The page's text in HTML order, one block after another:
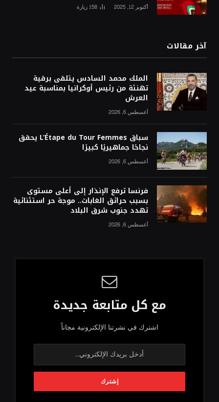
أكتوبر 12, 2025 158 زيارة
آخر مقالات
الملك محمد السادس يتلقى برقية
تهنئة من رئيس أوكرانيا بمناسبة عيد
العرش
أغسطس 6, 2026
سباق L’Étape du Tour Femmes يحقق
نجاحًا جماهيريًا كبيرًا
أغسطس 6, 2026
فرنسا ترفع الإنذار إلى أعلى مستوى
بسبب حرائق الغابات.. موجة حر استثنائية
تهدد جنوب شرق البلاد
أغسطس 6, 2026
مع كل متابعة جديدة
اشترك في نشرتنا الإلكترونية مجاناً